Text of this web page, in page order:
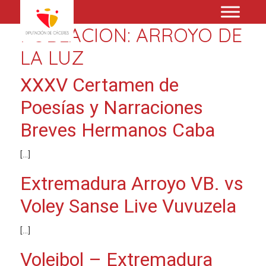
POBLACION: ARROYO DE
LA LUZ
XXXV Certamen de
Poesías y Narraciones
Breves Hermanos Caba
[…]
Extremadura Arroyo VB. vs
Voley Sanse Live Vuvuzela
[…]
Voleibol – Extremadura